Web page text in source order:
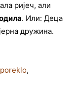
ри­јеч, али
. Или: Де­ца
дру­жи­на.
,